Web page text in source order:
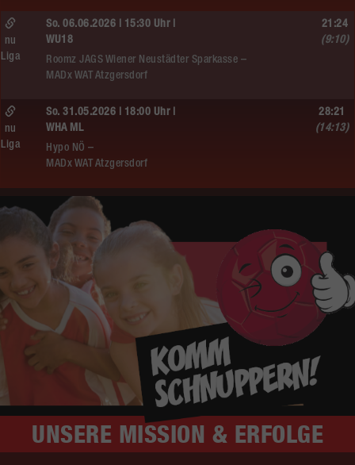
So. 06.06.2026 | 15:30 Uhr |
WU18
Roomz JAGS Wiener Neustädter Sparkasse –
MADx WAT Atzgersdorf
nu
Liga
21:24
(9:10)
So. 31.05.2026 | 18:00 Uhr |
WHA ML
Hypo NÖ –
MADx WAT Atzgersdorf
nu
Liga
28:21
(14:13)
UNSERE MISSION & ERFOLGE